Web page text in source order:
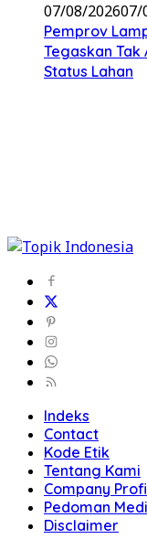
07/08/202607/
Pemprov
Tegaskan
Status Lahan
Indeks
Contact
Kode Etik
Tentang Kami
Company
Pedoman
Disclaimer